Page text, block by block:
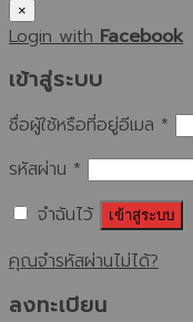
×
Login with Facebook
เข้าสู่ระบบ
ชื่อผู้ใช้หรือที่อยู่อีเมล *
รหัสผ่าน *
จำฉันไว้
เข้าสู่ระบบ
คุณจำรหัสผ่านไม่ได้?
ลงทะเบียน